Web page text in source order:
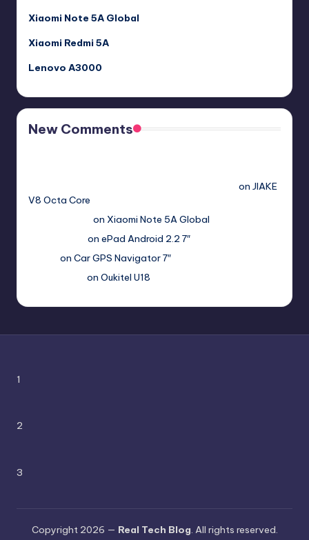
Xiaomi Note 5A Global
Xiaomi Redmi 5A
Lenovo A3000
New Comments
on JIAKE
V8 Octa Core
on Xiaomi Note 5A Global
on ePad Android 2.2 7″
on Car GPS Navigator 7″
on Oukitel U18
1
2
3
Copyright 2026 — Real Tech Blog. All rights reserved.